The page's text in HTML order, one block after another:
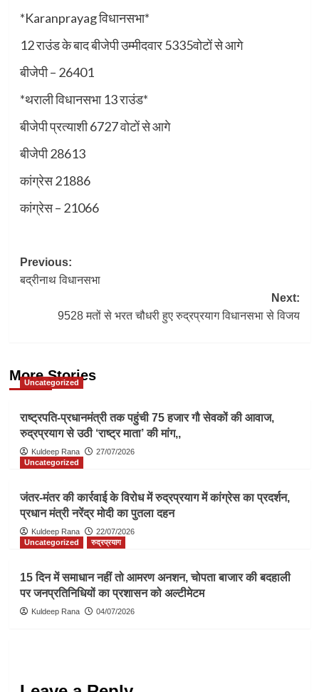
*Karanprayag विधानसभा*
12 राउंड के बाद बीजेपी उम्मीदवार 5335वोटों से आगे
बीजेपी – 26401
*थराली विधानसभा 13 राउंड*
बीजेपी प्रत्याशी 6727 वोटों से आगे
बीजेपी 28613
कांग्रेस 21886
कांग्रेस – 21066
Post
navigation
Previous:
बद्रीनाथ विधानसभा
Next:
9528 मतों से भरत चौधरी हुए रुद्रप्रयाग विधानसभा से विजय
More Stories
Uncategorized
राष्ट्रपति-प्रधानमंत्री तक पहुंची 75 हजार गौ सेवकों की आवाज,
रुद्रप्रयाग से उठी ‘राष्ट्र माता’ की मांग,,
Kuldeep Rana
27/07/2026
Uncategorized
जंतर-मंतर की कार्रवाई के विरोध में रुद्रप्रयाग में कांग्रेस का प्रदर्शन,
प्रधान मंत्री नरेंद्र मोदी का पुतला दहन
Kuldeep Rana
22/07/2026
Uncategorized
रुद्रप्रयाग
15 दिन में समाधान नहीं तो आमरण अनशन, चोपता बाजार की बदहाली
पर जनप्रतिनिधियों का प्रशासन को अल्टीमेटम
Kuldeep Rana 04/07/2026